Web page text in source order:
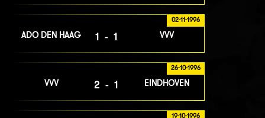
02-11-1996
ADO DEN HAAG 1-1 VVV
26-10-1996
VVV 2-1 EINDHOVEN
19-10-1996